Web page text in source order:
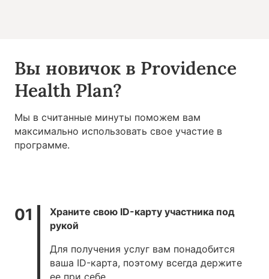
Вы новичок в Providence
Health Plan?
Мы в считанные минуты поможем вам
максимально использовать свое участие в
программе.
Храните свою ID-карту участника под
рукой
Для получения услуг вам понадобится
ваша ID-карта, поэтому всегда держите
ее при себе.